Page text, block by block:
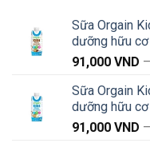
Sữa Orgain
dưỡng hữu
91,000 VND –
Sữa Orgain
dưỡng hữu
91,000 VND –